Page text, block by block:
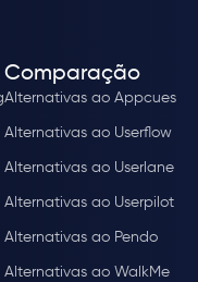
Comparação
Alternativas ao Appcues
Alternativas ao Userflow
Alternativas ao Userlane
Alternativas ao Userpilot
Alternativas ao Pendo
Alternativas ao WalkMe